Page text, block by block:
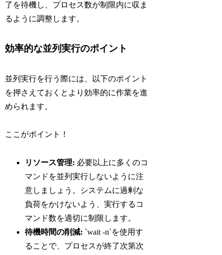
了を待機し、プロセス数が制限内に収ま
るように調整します。
効率的な並列実行のポイント
並列実行を行う際には、以下のポイント
を押さえておくとより効率的に作業を進
められます。
ここがポイント！
リソース管理: 必要以上に多くのコ
マンドを並列実行しないように注
意しましょう。システムに過剰な
負荷をかけないよう、実行するコ
マンド数を適切に制限します。
待機時間の削減: `wait -n`を使用す
ることで、プロセスが終了次第次